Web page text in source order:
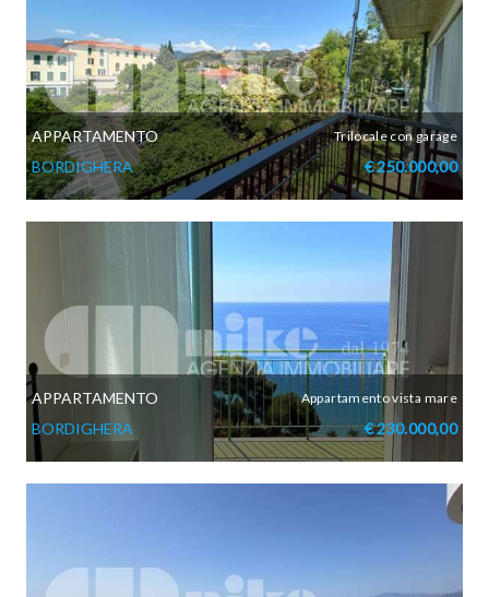
APPARTAMENTO
BORDIGHERA
Trilocale con garage
€ 250.000,00
APPARTAMENTO
BORDIGHERA
Appartamento vista mare
€ 230.000,00